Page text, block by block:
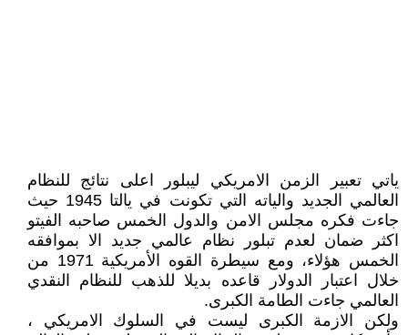
ياتي تعبير الزمن الامريكي ليبلور اعلى نتائج للنظام
العالمي الجديد والياته التي تكونت في يالتا 1945 حيث
جاءت فكره مجلس الامن والدول الخمس صاحبه الفيتو
اكثر ضمان لعدم تبلور نظام عالمي جديد الا بموافقه
الخمس هؤلاء، ومع سيطرة القوه الأمريكية 1971 من
خلال اعتبار الدولار قاعده بديلا للذهب للنظام النقدي
العالمي جاءت الطامة الكبرى.
ولكن الازمة الكبرى ليست في السلوك الامريكي ،